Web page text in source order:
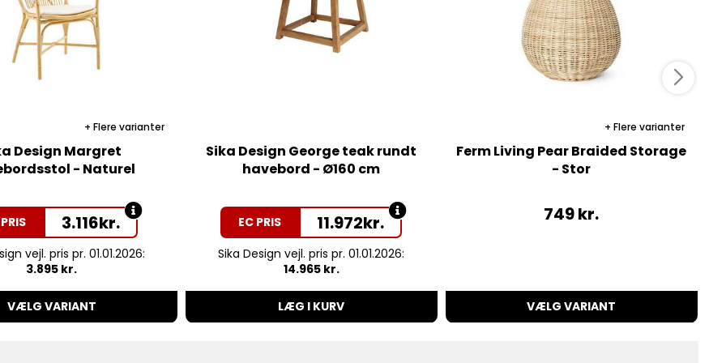
Flere varianter
Design Margret
- Naturel
3.116kr.
vejl. pris pr. 01.01.2026:
3.895 kr.
VÆLG VARIANT
Sika Design George teak rundt
havebord - Ø160 cm
EC PRIS 11.972kr.
Sika Design vejl. pris pr. 01.01.2026:
14.965 kr.
LÆG I KURV
Flere varianter
Ferm Living Pear Braided Storage
- Stor
749kr.
VÆLG VARIANT